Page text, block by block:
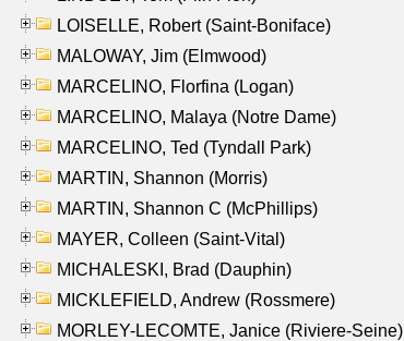
LOISELLE, Robert (Saint-Boniface)
MALOWAY, Jim (Elmwood)
MARCELINO, Florfina (Logan)
MARCELINO, Malaya (Notre Dame)
MARCELINO, Ted (Tyndall Park)
MARTIN, Shannon (Morris)
MARTIN, Shannon C (McPhillips)
MAYER, Colleen (Saint-Vital)
MICHALESKI, Brad (Dauphin)
MICKLEFIELD, Andrew (Rossmere)
MORLEY-LECOMTE, Janice (Riviere-Seine)